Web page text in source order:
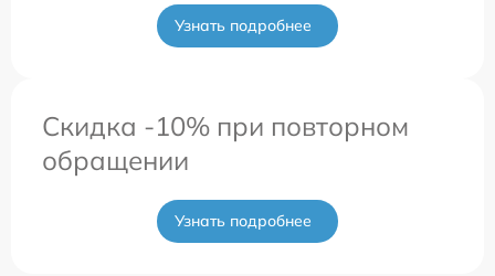
Узнать подробнее
Скидка -10% при повторном
обращении
Узнать подробнее